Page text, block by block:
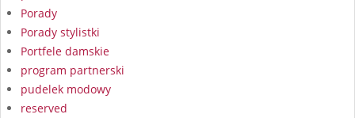
Porady
Porady stylistki
Portfele damskie
program partnerski
pudelek modowy
reserved